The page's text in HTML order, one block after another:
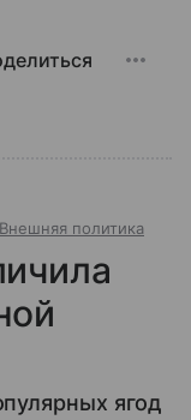
Внешняя политика
ягод